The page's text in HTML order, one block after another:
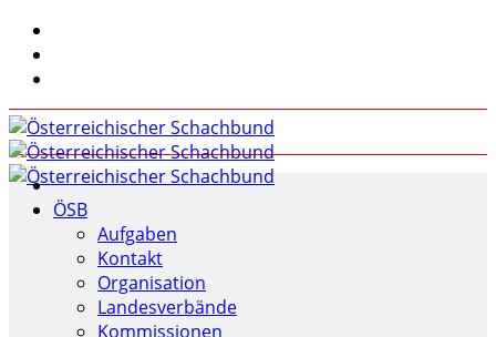
ÖSB
Aufgaben
Kontakt
Organisation
Landesverbände
Kommissionen